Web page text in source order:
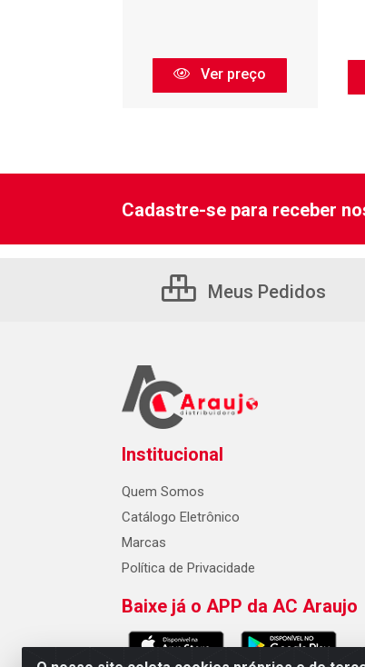
Ver preço
Cadastre-se para receber
Meus Pedidos
Institucional
Quem Somos
Catálogo Eletrônico
Marcas
Política de Privacidade
Baixe já o APP da AC Araujo